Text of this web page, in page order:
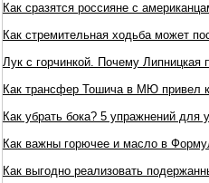
Как сразятся россияне с
Как стремительная ходьба может
Лук с горчинкой. Почему Липницкая
Как трансфер Тошича в МЮ привел
Как убрать бока? 5 упражнений для
Как важны горючее и масло в
Как выгодно реализовать